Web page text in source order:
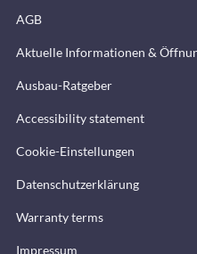
AGB
Aktuelle Informationen &
Ausbau-Ratgeber
Accessibility statement
Cookie-Einstellungen
Datenschutzerklärung
Warranty terms
Impressum